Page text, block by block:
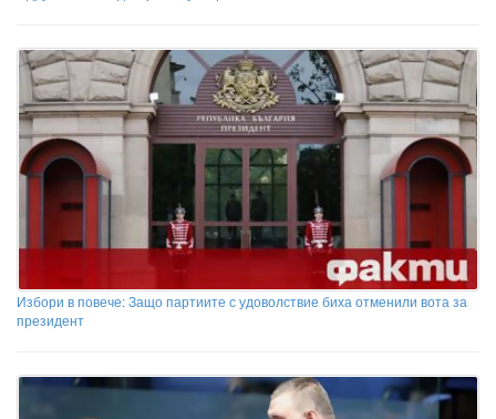
Избори в повече: Защо партиите с удоволствие биха отменили вота за
президент